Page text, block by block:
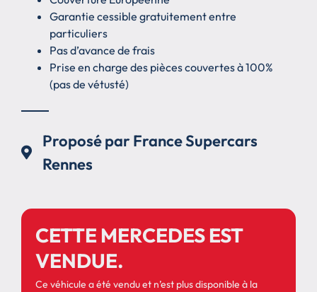
Garantie cessible gratuitement entre
particuliers
Pas d’avance de frais
Prise en charge des pièces couvertes à 100%
(pas de vétusté)
Proposé par France Supercars
Rennes
CETTE MERCEDES EST
VENDUE.
Ce véhicule a été vendu et n’est plus disponible à la